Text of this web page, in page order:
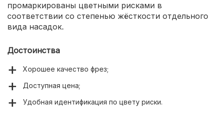
промаркированы цветными рисками в
соответствии со степенью жёсткости отдельного
вида насадок.
Достоинства
Хорошее качество фрез;
Доступная цена;
Удобная идентификация по цвету риски.